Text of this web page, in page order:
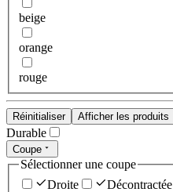
beige
orange
rouge
Réinitialiser Afficher les produits
Durable
Coupe
Sélectionner une coupe
Droite
Décontractée